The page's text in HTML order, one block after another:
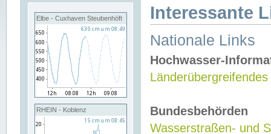
Elbe - Cuxhaven Steubenhöft
RHEIN - Koblenz
Interessante
Nationale Links
Hochwasser-
Bundesbehörden
Wasserstraßen- und